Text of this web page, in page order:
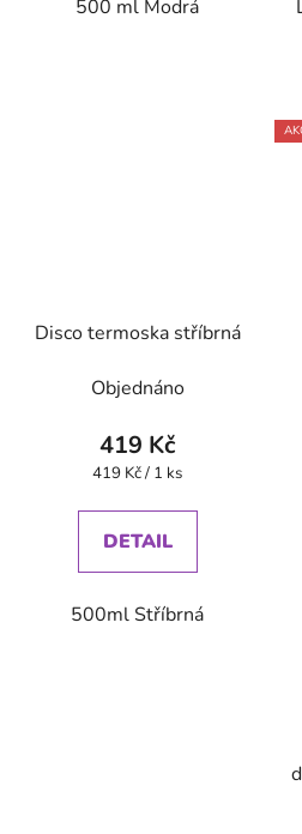
500 ml Modrá
Disco termoska stříbrná
Objednáno
419 Kč
Měrná
419 Kč / 1 ks
DETAIL
500ml Stříbrná